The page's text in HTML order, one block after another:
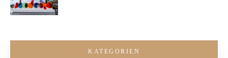
KATEGORIEN